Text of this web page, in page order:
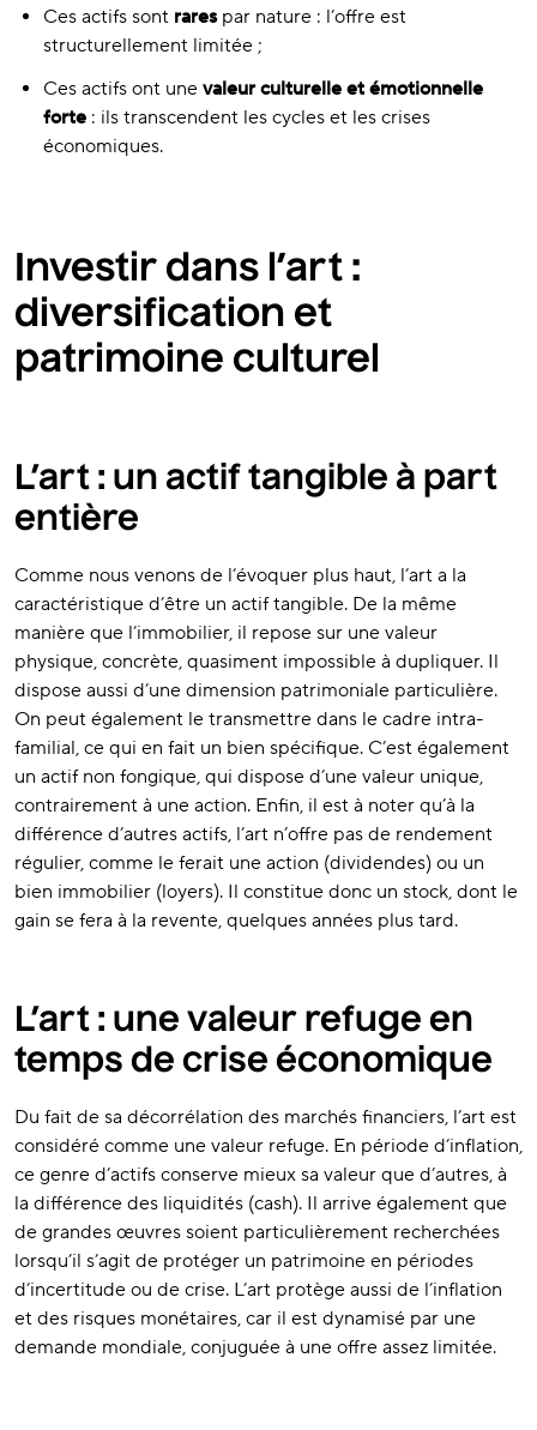
Ces actifs sont rarespar nature : l’offre est
structurellement limitée ;
Ces actifs ont une valeur culturelle et émotionnelle
forte : ils transcendent les cycles et les crises
économiques.
Investir dans l’art :
diversification et
patrimoine culturel
L’art : un actif tangible à part
entière
Comme nous venons de l’évoquer plus haut, l’art a la
caractéristique d’être un actif tangible. De la même
manière que l’immobilier, il repose sur une valeur
physique, concrète, quasiment impossible à dupliquer. Il
dispose aussi d’une dimension patrimoniale particulière.
On peut également le transmettre dans le cadre intra-
familial, ce qui en fait un bien spécifique. C’est également
un actif non fongique, qui dispose d’une valeur unique,
contrairement à une action. Enfin, il est à noter qu’à la
différence d’autres actifs, l’art n’offre pas de rendement
régulier, comme le ferait une action (dividendes) ou un
bien immobilier (loyers). Il constitue donc un stock, dont le
gain se fera à la revente, quelques années plus tard.
L’art : une valeur refuge en
temps de crise économique
Du fait de sa décorrélation des marchés financiers, l’art est
considéré comme une valeur refuge. En période d’inflation,
ce genre d’actifs conserve mieux sa valeur que d’autres, à
la différence des liquidités (cash). Il arrive également que
de grandes œuvres soient particulièrement recherchées
lorsqu’il s’agit de protéger un patrimoine en périodes
d’incertitude ou de crise. L’art protège aussi de l’inflation
et des risques monétaires, car il est dynamisé par une
demande mondiale, conjuguée à une offre assez limitée.